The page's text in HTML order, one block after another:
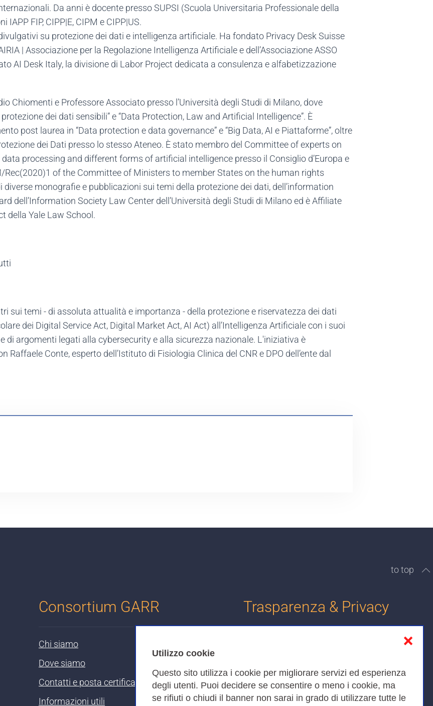
Utilizzo cookie
Questo sito utilizza i cookie per migliorare servizi ed esperienza
degli utenti. Puoi decidere se consentire o meno i cookie, ma
se rifiuti o chiudi il banner non sarai in grado di utilizzare tutte le
❌
Da anni è docente presso SUPSI (Scuola Universitaria Professionale della
FIP, CIPP|E, CIPM e CIPP|US.
su protezione dei dati e intelligenza artificiale. Ha fondato Privacy Desk Suisse
| Associazione per la Regolazione Intelligenza Artificiale e dell’Associazione ASSO
AI Desk Italy, la divisione di Labor Project dedicata a consulenza e alfabetizzazione
Chiomenti e Professore Associato presso l’Università degli Studi di Milano, dove
dei dati sensibili” e “Data Protection, Law and Artificial Intelligence”. È
post laurea in “Data protection e data governance” e “Big Data, AI e Piattaforme”, oltre
dei Dati presso lo stesso Ateneo. È stato membro del Committee of experts on
processing and different forms of artificial intelligence presso il Consiglio d’Europa e
of the Committee of Ministers to member States on the human rights
monografie e pubblicazioni sui temi della protezione dei dati, dell’information
dell’Information Society Law Center dell’Università degli Studi di Milano ed è Affiliate
della Yale Law School.
sui temi - di assoluta attualità e importanza - della protezione e riservatezza dei dati
dei Digital Service Act, Digital Market Act, AI Act) all’Intelligenza Artificiale con i suoi
di argomenti legati alla cybersecurity e alla sicurezza nazionale. L'iniziativa è
Raffaele Conte, esperto dell’Istituto di Fisiologia Clinica del CNR e DPO dell’ente dal
to top
Consortium GARR
Chi siamo
Dove siamo
Contatti e posta certificata
Informazioni utili
Trasparenza & Privacy
Amministrazione trasparente
Bandi di Gara